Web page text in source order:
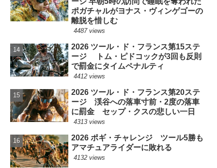
ポガチャルがヨナス・ヴィンゲゴーの
離脱を惜しむ
4487 views
2026 ツール・ド・フランス第15ステ
ージ トム・ピドコックが3回も反則
で罰金にタイムペナルティ
4412 views
2026 ツール・ド・フランス第20ステ
ージ 渓谷への落車寸前・2度の落車
に罰金 セップ・クスの悲しい一日
4313 views
2026 ポギ・チャレンジ ツール5勝も
アマチュアライダーに敗れる
4132 views